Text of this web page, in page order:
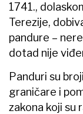
1741.,
Terezije,
pandure –
dotad nije
Panduri su
graničare i
zakona koji su